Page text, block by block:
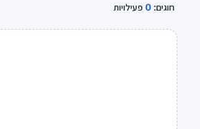
חוגים: 0פעילויות